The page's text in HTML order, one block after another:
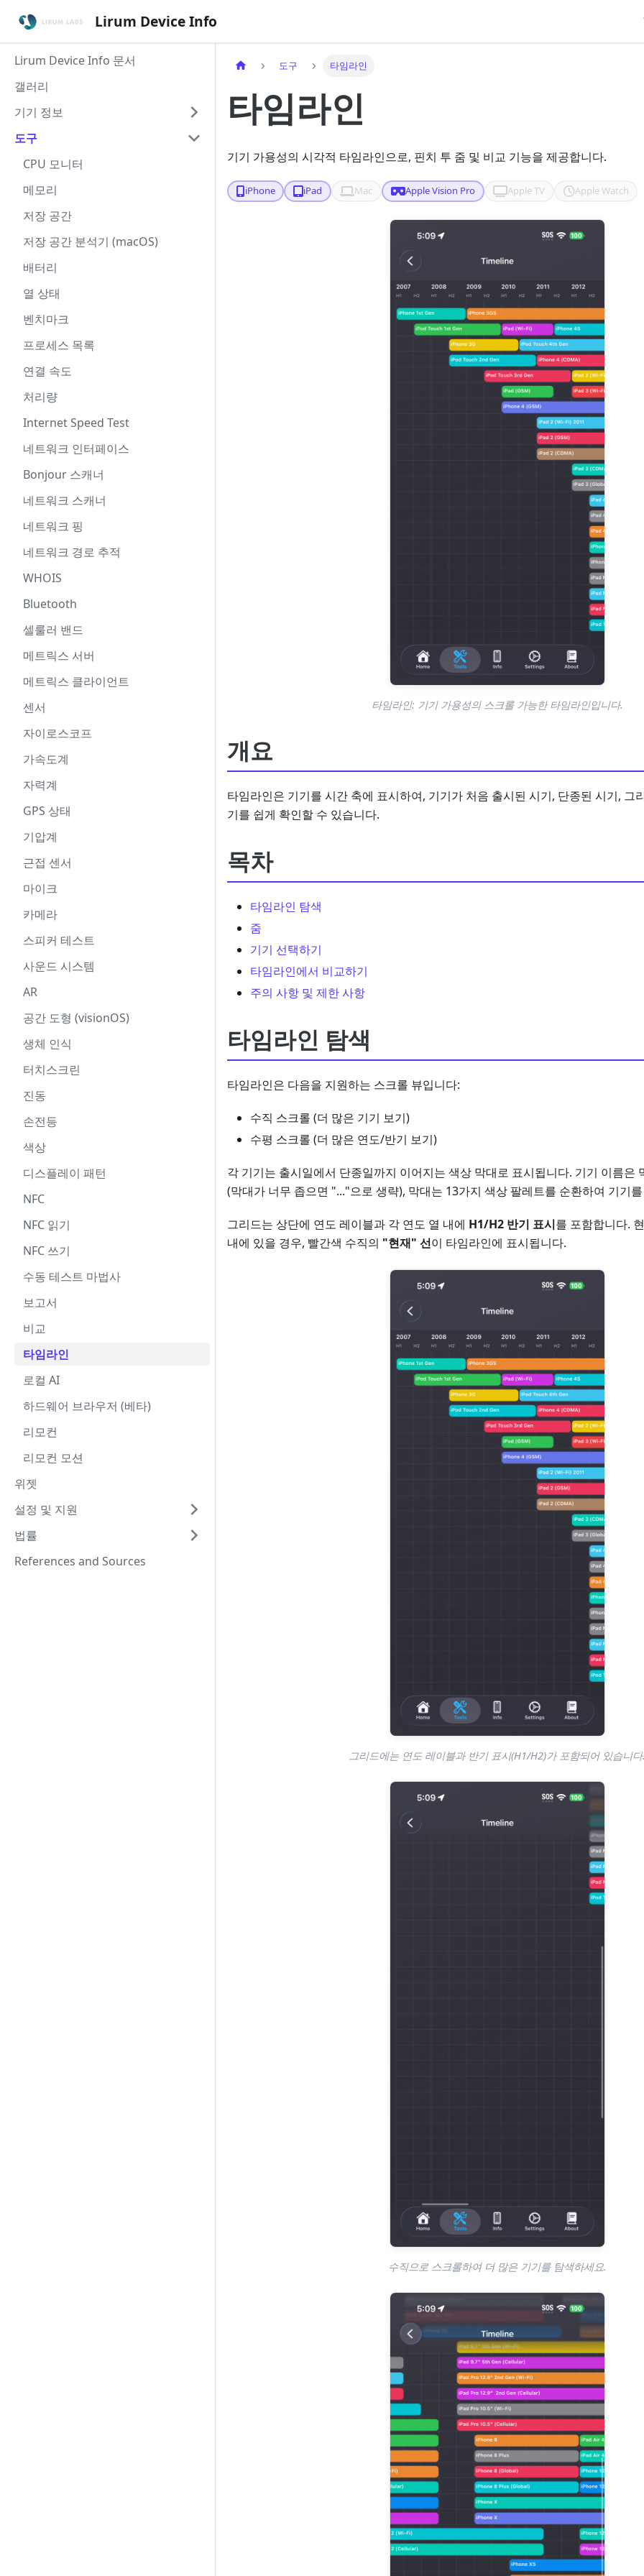
Lirum Device Info
Lirum Device Info 문서
갤러리
기기 정보
도구
CPU 모니터
메모리
저장 공간
저장 공간 분석기 (macOS)
배터리
열 상태
벤치마크
프로세스 목록
연결 속도
처리량
Internet Speed Test
네트워크 인터페이스
Bonjour 스캐너
네트워크 스캐너
네트워크 핑
네트워크 경로 추적
WHOIS
Bluetooth
셀룰러 밴드
메트릭스 서버
메트릭스 클라이언트
센서
자이로스코프
가속도계
자력계
GPS 상태
기압계
근접 센서
마이크
카메라
스피커 테스트
사운드 시스템
AR
공간 도형 (visionOS)
생체 인식
터치스크린
진동
손전등
색상
디스플레이 패턴
NFC
NFC 읽기
NFC 쓰기
수동 테스트 마법사
보고서
비교
타임라인
로컬 AI
하드웨어 브라우저 (베타)
리모컨
리모컨 모션
위젯
설정 및 지원
법률
References and Sources
도구 타임라인
타임라인
기기 가용성의 시각적 타임라인으로, 핀치 투 줌 및 비교 기능을 제공합니다.
iPhone iPad Mac Apple Vision Pro Apple TV Apple Watch
타임라인: 기기 가용성의 스크롤 가능한 타임라인입니다.
개요
타임라인은 기기를 시간 축에 표시하여, 기기가 처음 출시된 시기, 단종된 시기, 그
기를 쉽게 확인할 수 있습니다.
목차
타임라인 탐색
줌
기기 선택하기
타임라인에서 비교하기
주의 사항 및 제한 사항
타임라인 탐색
타임라인은 다음을 지원하는 스크롤 뷰입니다:
수직 스크롤 (더 많은 기기 보기)
수평 스크롤 (더 많은 연도/반기 보기)
각 기기는 출시일에서 단종일까지 이어지는 색상 막대로 표시됩니다. 기기 이름은
(막대가 너무 좁으면 "..."으로 생략), 막대는 13가지 색상 팔레트를 순환하여 기기
그리드는 상단에 연도 레이블과 각 연도 열 내에 H1/H2 반기 표시를 포함합니다.
내에 있을 경우, 빨간색 수직의 "현재" 선이 타임라인에 표시됩니다.
그리드에는 연도 레이블과 반기 표시(H1/H2)가 포함되어 있습니다.
수직으로 스크롤하여 더 많은 기기를 탐색하세요.